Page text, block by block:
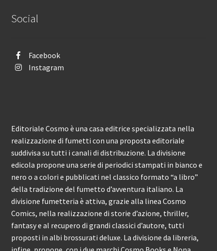
Social
Facebook
Instagram
Editoriale Cosmo è una casa editrice specializzata nella
realizzazione di fumetti con una proposta editoriale
suddivisa su tutti i canali di distribuzione. La divisione
edicola propone una serie di periodici stampati in bianco e
nero o a colori e pubblicati nel classico formato “a libro”
della tradizione del fumetto d’avventura italiano. La
divisione fumetteria è attiva, grazie alla linea Cosmo
Comics, nella realizzazione di storie d’azione, thriller,
fantasy e al recupero di grandi classici d’autore, tutti
proposti in albi brossurati deluxe. La divisione da libreria,